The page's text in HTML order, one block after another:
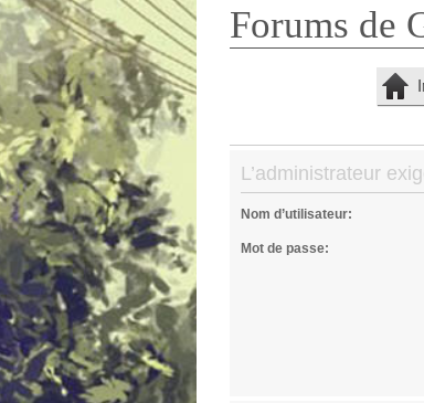
Forums de
L’administrateur
Nom d’utilisateur:
Mot de passe: